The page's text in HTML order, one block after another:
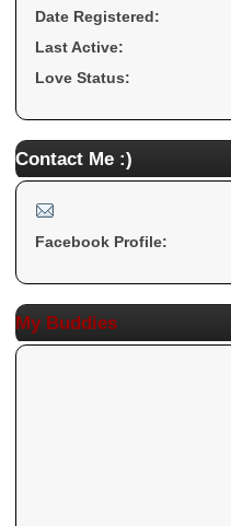
Date Registered:
Last Active:
Love Status:
Contact Me :)
Facebook Profile:
My Buddies